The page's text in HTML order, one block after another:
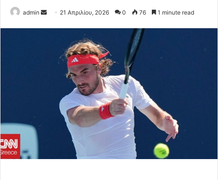
admin
Send 21 Απριλίου, 2026 0 76 1 minute read